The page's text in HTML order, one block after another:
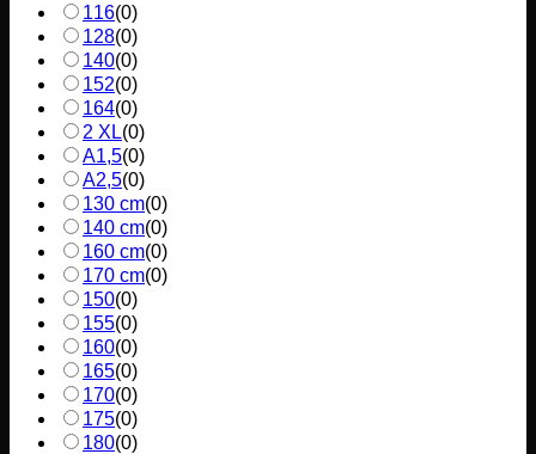
116(0)
128(0)
140(0)
152(0)
164(0)
2 XL(0)
A1,5(0)
A2,5(0)
130 cm(0)
140 cm(0)
160 cm(0)
170 cm(0)
150(0)
155(0)
160(0)
165(0)
170(0)
175(0)
180(0)